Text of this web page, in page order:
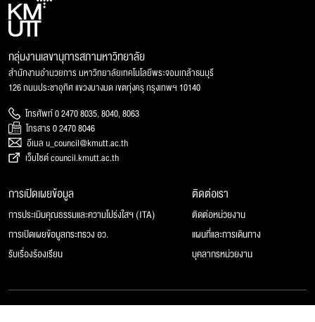
กลุ่มงานเลขานุการสภามหาวิทยาลัย
สำนักงานอำนวยการ มหาวิทยาลัยเทคโนโลยีพระจอมเกล้าธนบุรี
126 ถนนประชาอุทิศ แขวงบางมด เขตทุ่งครุ กรุงเทพฯ 10140
โทรศัพท์ 0 2470 8035, 8040, 8063
โทรสาร 0 2470 8046
อีเมล u_council@kmutt.ac.th
เว็บไซต์ council.kmutt.ac.th
การเปิดเผยข้อมูล
การประเมินคุณธรรมและความโปร่งใสฯ (ITA)
การเปิดเผยข้อมูลกระทรวง อว.
รับเรื่องร้องเรียน
ติดต่อเรา
ติดต่อหน่วยงาน
แผนที่และการเดินทาง
บุคลากรหน่วยงาน